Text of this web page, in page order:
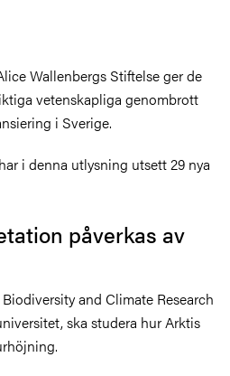
Wallenbergs Stiftelse ger de
vetenskapliga genombrott
i Sverige.
i denna utlysning utsett 29 nya
påverkas av
and Climate Research
ska studera hur Arktis